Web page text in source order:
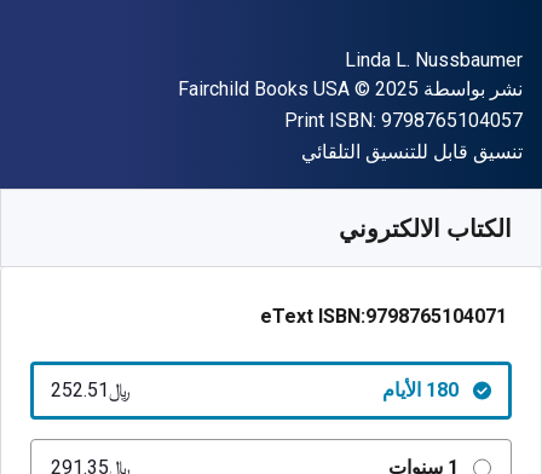
المؤلف (المؤلفون)
Linda L. Nussbaumer
الناشر
نشر بواسطة Fairchild Books USA
حقوق الطبع والنشر © 2025
Print ISBN: 9798765104057
شكل
تنسيق قابل للتنسيق التلقائي
الكتاب الالكتروني
eText ISBN:9798765104071
180 الأيام ﷼‎252.51
1 سنوات ﷼‎291.35